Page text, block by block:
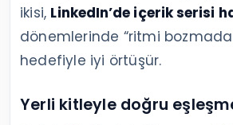
ikisi, LinkedIn’de içerik serisi
dönemlerinde “ritmi
hedefiyle iyi örtüşür.
Yerli kitleyle doğru